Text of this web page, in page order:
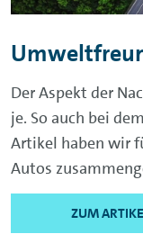
Der Aspekt der
je. So auch bei
Artikel haben wir
Autos
ZUM